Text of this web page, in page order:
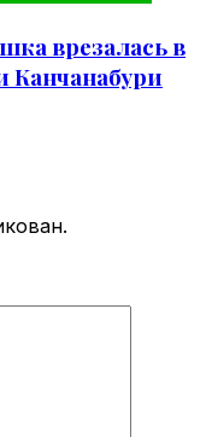
врезалась в
Канчанабури